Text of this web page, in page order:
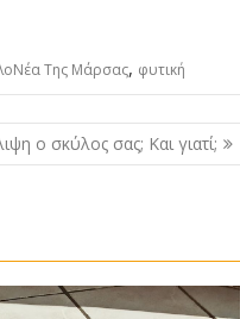
Της Μάρσας, φυτική
ο σκύλος σας; Και γιατί;